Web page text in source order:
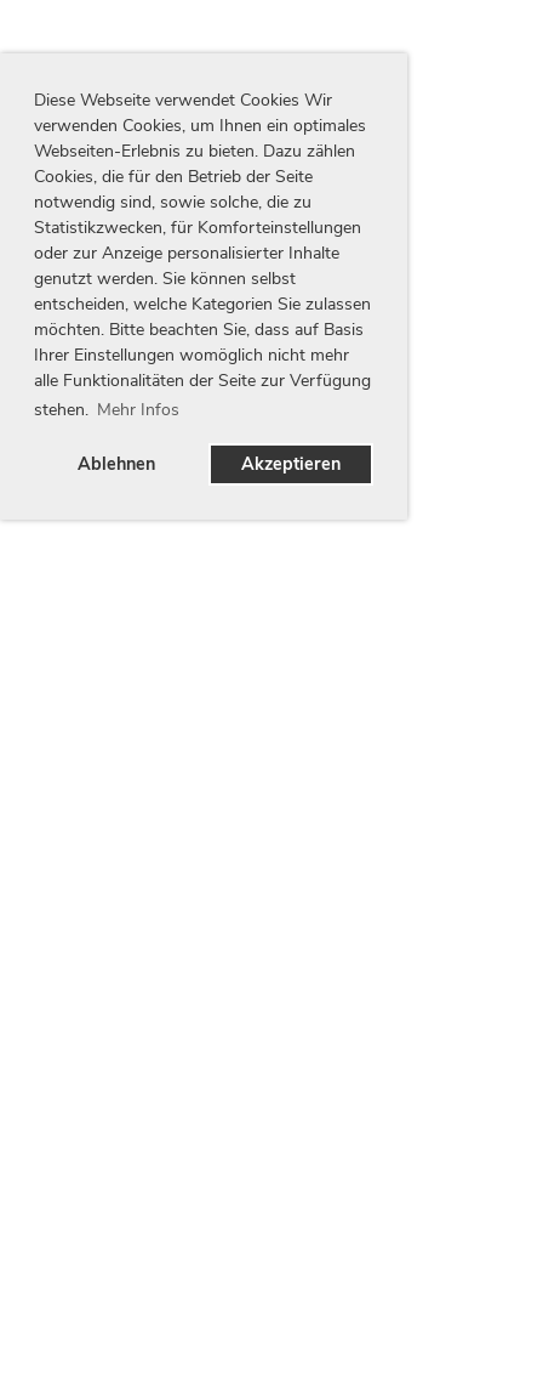
Diese Webseite verwendet Cookies Wir
verwenden Cookies, um Ihnen ein optimales
Webseiten-Erlebnis zu bieten. Dazu zählen
Cookies, die für den Betrieb der Seite
notwendig sind, sowie solche, die zu
Statistikzwecken, für Komforteinstellungen
oder zur Anzeige personalisierter Inhalte
genutzt werden. Sie können selbst
entscheiden, welche Kategorien Sie zulassen
möchten. Bitte beachten Sie, dass auf Basis
Ihrer Einstellungen womöglich nicht mehr
alle Funktionalitäten der Seite zur Verfügung
stehen. Mehr Infos
Ablehnen Akzeptieren